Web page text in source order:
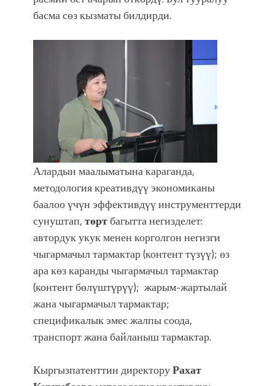
Park'ка 30 миң адам чогулду
басма сөз кызматы билдирди.
Алардын маалыматына караганда,
методология креативдүү экономиканы
баалоо үчүн эффективдүү инструменттерди
сунуштап,төртбагытта негизделет:
автордук укук менен корголгон негизги
чыгармачыл тармактар (контент түзүү); өз
ара көз каранды чыгармачыл тармактар
(контент бөлүштүрүү); жарым-жартылай
жана чыгармачыл тармактар;
спецификалык эмес жалпы соода,
транспорт жана байланыш тармактар.
Кыргызпатенттин директоруРахат